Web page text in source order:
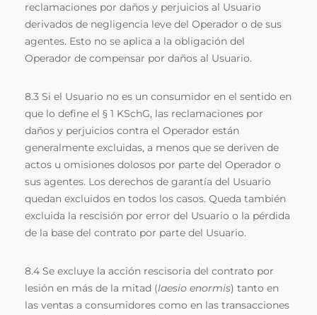
reclamaciones por daños y perjuicios al Usuario
derivados de negligencia leve del Operador o de sus
agentes. Esto no se aplica a la obligación del
Operador de compensar por daños al Usuario.
8.3 Si el Usuario no es un consumidor en el sentido en
que lo define el § 1 KSchG, las reclamaciones por
daños y perjuicios contra el Operador están
generalmente excluidas, a menos que se deriven de
actos u omisiones dolosos por parte del Operador o
sus agentes. Los derechos de garantía del Usuario
quedan excluidos en todos los casos. Queda también
excluida la rescisión por error del Usuario o la pérdida
de la base del contrato por parte del Usuario.
8.4 Se excluye la acción rescisoria del contrato por
lesión en más de la mitad (laesio enormis) tanto en
las ventas a consumidores como en las transacciones